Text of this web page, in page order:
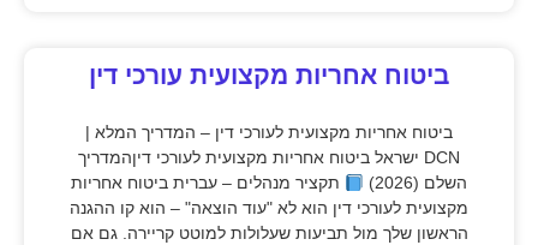
ביטוח אחריות מקצועית עורכי דין
ביטוח אחריות מקצועית לעורכי דין – המדריך המלא |
DCN ישראל ביטוח אחריות מקצועית לעורכי דיןהמדריך
השלם (2026)
תקציר מנהלים – עברית ביטוח אחריות
מקצועית לעורכי דין הוא לא "עוד הוצאה" – הוא קו ההגנה
הראשון שלך מול תביעות שעלולות למוטט קריירה. גם אם